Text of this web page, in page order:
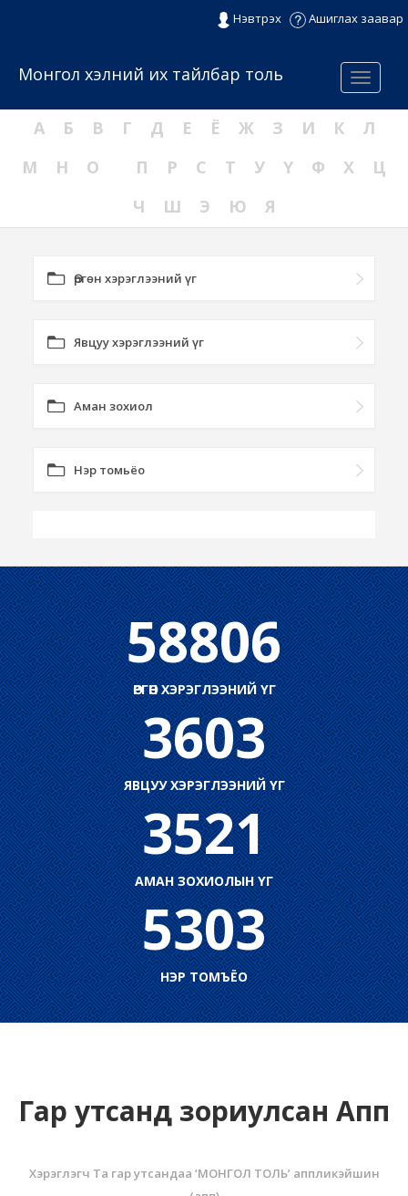
Нэвтрэх Ашиглах заавар
Menu
Монгол хэлний их тайлбар толь
А Б В Г Д Е Ё Ж З И К
Л
М
Н О П Р С Т У Ү Ф Х
Ц
Ч
Ш Э Ю Я
Өргөн хэрэглээний үг
Явцуу хэрэглээний үг
Аман зохиол
Нэр томьёо
58806
ӨРГӨН ХЭРЭГЛЭЭНИЙ ҮГ
3603
ЯВЦУУ ХЭРЭГЛЭЭНИЙ ҮГ
3521
АМАН ЗОХИОЛЫН ҮГ
5303
НЭР ТОМЪЁО
Гар утсанд зориулсан Апп
Хэрэглэгч Та гар утсандаа ‘МОНГОЛ ТОЛЬ’ аппликэйшин